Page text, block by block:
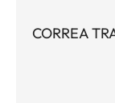
CORREA